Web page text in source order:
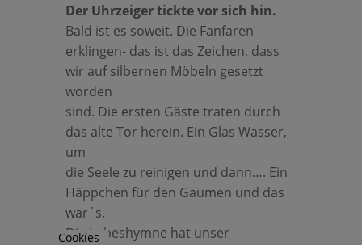
Der Uhrzeiger tickte vor sich hin.
Bald ist es soweit. Die Fanfaren
erklingen- das ist das Zeichen, dass
wir auf silbernen Möbeln gesetzt
worden
sind. Die ersten Gäste traten durch
das alte Tor herein. Ein Glas Wasser,
um
die Seele zu reinigen und dann…. Ein
Häppchen für den Gaumen und das
war´s.
Die Lobeshymne hat unser
Cookies